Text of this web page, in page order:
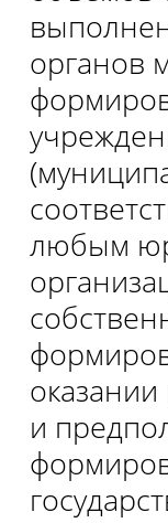
органов
любым
и